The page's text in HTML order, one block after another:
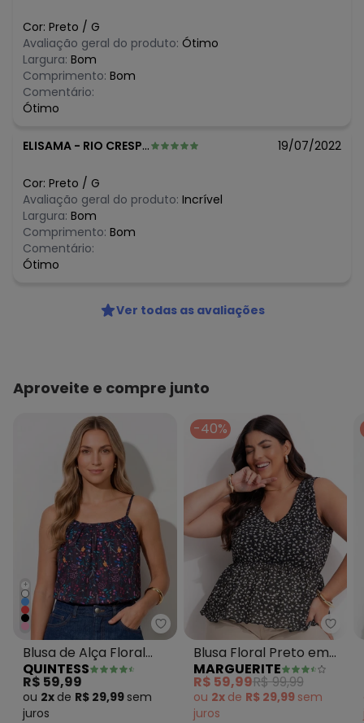
julho/2026
junho/2026
maio/2026
abril/2026
março/2026
fevereiro/2026
Cor: Preto / G
Avaliação geral do produto: Ótimo
Largura: Bom
Comprimento: Bom
Comentário:
Ótimo
ELISAMA - RIO CRESPO - RO 19/07/2022
Cor: Preto / G
Avaliação geral do produto: Incrível
Largura: Bom
Comprimento: Bom
Comentário:
Ótimo
Ver todas as avaliações
Aproveite e compre junto
+
Quintess - Blusa de Alça Floral
Blusa de Alça Floral
Preto
QUINTESS
R$ 59,99
ou 2x de R$ 29,99 sem
juros
-40%
Blusa Floral Preto em
Malha Crepe
MARGUERITE
R$ 59,99R$ 99,99
ou 2x de R$ 29,99 sem
juros